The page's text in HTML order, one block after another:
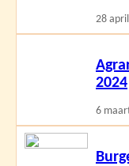
28
2024
6
Lees